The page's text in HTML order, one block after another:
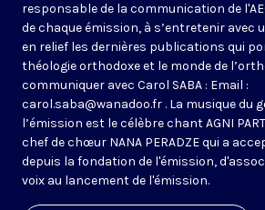
responsable de la communication de
de chaque émission, à s’entretenir avec
en relief les dernières publications qui
théologie orthodoxe et le monde de
communiquer avec Carol SABA : Email :
carol.saba@wanadoo.fr . La musique du
l’émission est le célèbre chant AGNI
chef de chœur NANA PERADZE qui a
depuis la fondation de l'émission,
voix au lancement de l'émission.